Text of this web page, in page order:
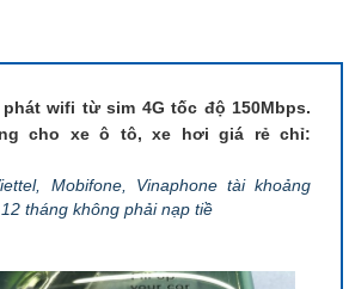
phát wifi từ sim 4G tốc độ 150Mbps.
cho xe ô tô, xe hơi giá rẻ chỉ:
Mobifone, Vinaphone tài khoảng
tháng không phải nạp tiề